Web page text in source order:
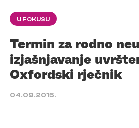
U FOKUSU
Termin za rodno
izjašnjavanje
Oxfordski rječnik
04.09.2015.